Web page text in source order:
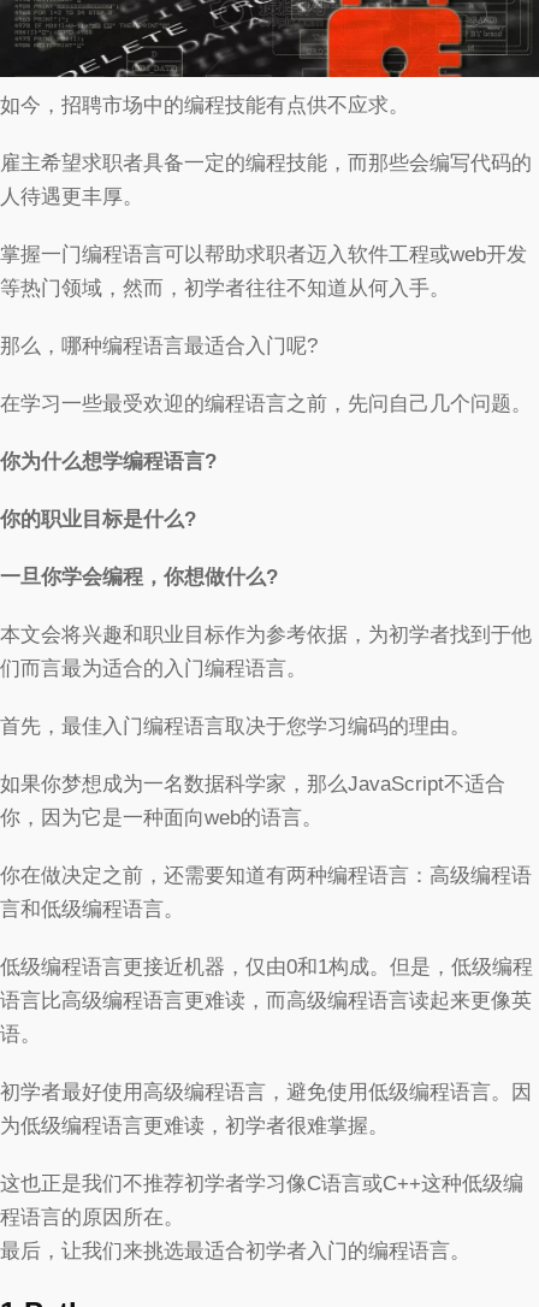
如今，招聘市场中的编程技能有点供不应求。
雇主希望求职者具备一定的编程技能，而那些会编写代码的
人待遇更丰厚。
掌握一门编程语言可以帮助求职者迈入软件工程或web开发
等热门领域，然而，初学者往往不知道从何入手。
那么，哪种编程语言最适合入门呢?
在学习一些最受欢迎的编程语言之前，先问自己几个问题。
你为什么想学编程语言?
你的职业目标是什么?
一旦你学会编程，你想做什么?
本文会将兴趣和职业目标作为参考依据，为初学者找到于他
们而言最为适合的入门编程语言。
首先，最佳入门编程语言取决于您学习编码的理由。
如果你梦想成为一名数据科学家，那么JavaScript不适合
你，因为它是一种面向web的语言。
你在做决定之前，还需要知道有两种编程语言：高级编程语
言和低级编程语言。
低级编程语言更接近机器，仅由0和1构成。但是，低级编程
语言比高级编程语言更难读，而高级编程语言读起来更像英
语。
初学者最好使用高级编程语言，避免使用低级编程语言。因
为低级编程语言更难读，初学者很难掌握。
这也正是我们不推荐初学者学习像C语言或C++这种低级编
程语言的原因所在。
最后，让我们来挑选最适合初学者入门的编程语言。